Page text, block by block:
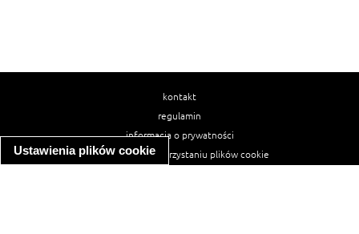
Ustawienia plików cookie
kontakt
regulamin
informacja o prywatności
informacja o wykorzystaniu plików cookie